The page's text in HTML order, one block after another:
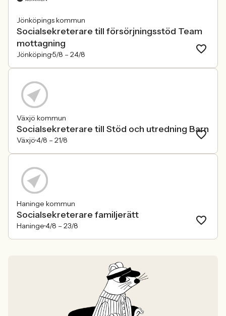
Jönköpings kommun
Socialsekreterare till försörjningsstöd Team
mottagning
Jönköping5/8 – 24/8
Växjö kommun
Socialsekreterare till Stöd och utredning Barn
Växjö4/8 – 21/8
Haninge kommun
Socialsekreterare familjerätt
Haninge4/8 – 23/8